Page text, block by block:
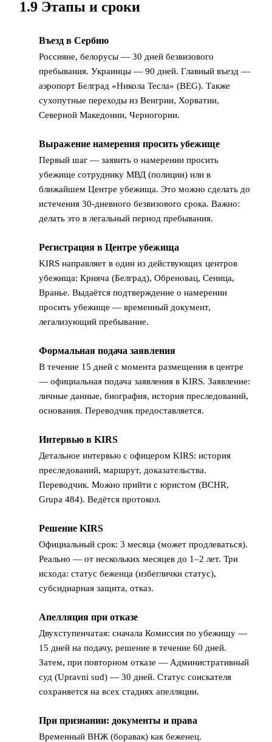
1.9 Этапы и сроки
Въезд в Сербию
Россияне, белорусы — 30 дней безвизового
пребывания. Украинцы — 90 дней. Главный въезд —
аэропорт Белград «Никола Тесла» (BEG). Также
сухопутные переходы из Венгрии, Хорватии,
Северной Македонии, Черногории.
Выражение намерения просить убежище
Первый шаг — заявить о намерении просить
убежище сотруднику МВД (полиции) или в
ближайшем Центре убежища. Это можно сделать до
истечения 30-дневного безвизового срока. Важно:
делать это в легальный период пребывания.
Регистрация в Центре убежища
KIRS направляет в один из действующих центров
убежища: Крняча (Белград), Обреновац, Сеница,
Вранье. Выдаётся подтверждение о намерении
просить убежище — временный документ,
легализующий пребывание.
Формальная подача заявления
В течение 15 дней с момента размещения в центре
— официальная подача заявления в KIRS. Заявление:
личные данные, биография, история преследований,
основания. Переводчик предоставляется.
Интервью в KIRS
Детальное интервью с офицером KIRS: история
преследований, маршрут, доказательства.
Переводчик. Можно прийти с юристом (BCHR,
Grupa 484). Ведётся протокол.
Решение KIRS
Официальный срок: 3 месяца (может продлеваться).
Реально — от нескольких месяцев до 1–2 лет. Три
исхода: статус беженца (избеглички статус),
субсидиарная защита, отказ.
Апелляция при отказе
Двухступенчатая: сначала Комиссия по убежищу —
15 дней на подачу, решение в течение 60 дней.
Затем, при повторном отказе — Административный
суд (Upravni sud) — 30 дней. Статус соискателя
сохраняется на всех стадиях апелляции.
При признании: документы и права
Временный ВНЖ (боравак) как беженец.